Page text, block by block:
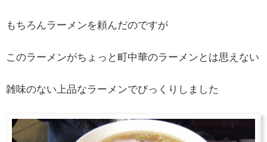
もちろんラーメンを頼んだのですが
このラーメンがちょっと町中華のラーメンとは思えない
雑味のない上品なラーメンでびっくりしました